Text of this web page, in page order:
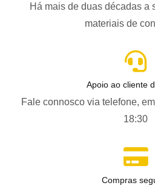
Há mais de duas décadas a
materiais de
Apoio ao cliente
Fale connosco via telefone,
18:30
Compras